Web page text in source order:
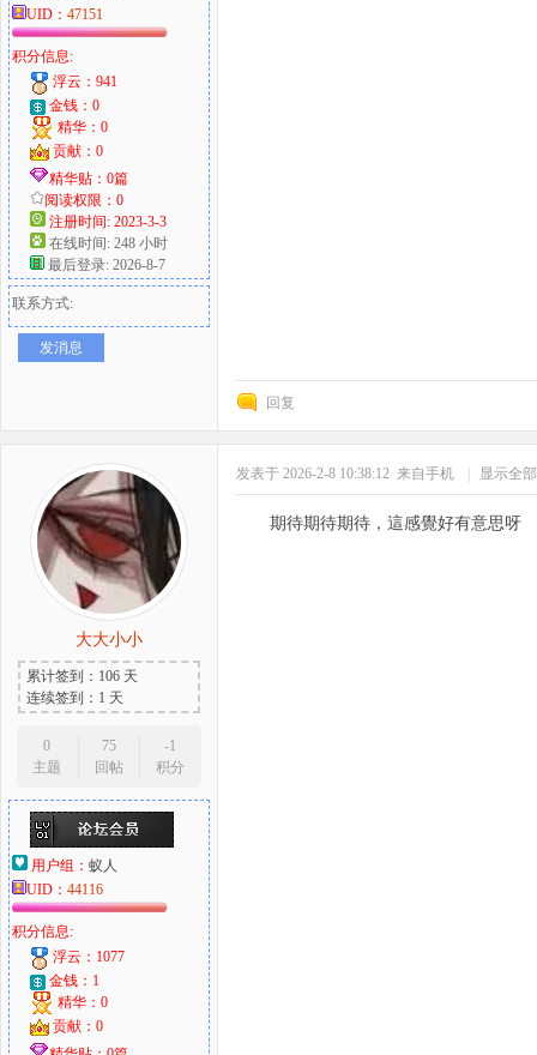
UID： 47151
积分信息:
浮云：941
金钱：0
精华：0
贡献：0
精华贴：0篇
阅读权限：0
注册时间: 2023-3-3
在线时间: 248 小时
最后登录: 2026-8-7
联系方式:
发消息
回复
大大小小
累计签到：106 天
连续签到：1 天
0
主题
75
回帖
-1
积分
用户组： 蚁人
UID： 44116
积分信息:
浮云：1077
金钱：1
精华：0
贡献：0
发表于 2026-2-8 10:38:12 来自手机 显示全
期待期待期待，這感覺好有意思呀